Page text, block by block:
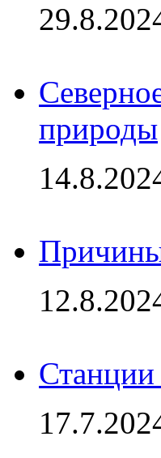
природы
Причины